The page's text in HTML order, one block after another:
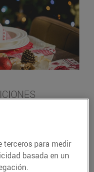
la
terceros para medir
basada en un